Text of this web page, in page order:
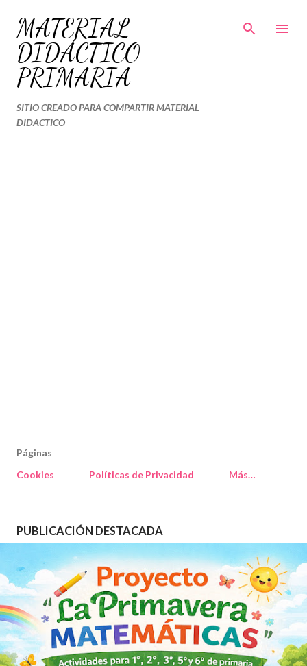
Ir al contenido principal
MATERIAL
DIDÁCTICO
PRIMARIA
SITIO CREADO PARA COMPARTIR MATERIAL
DIDACTICO
Páginas
Cookies
Políticas de Privacidad Más…
PUBLICACIÓN DESTACADA